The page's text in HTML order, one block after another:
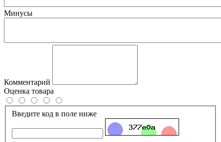
Минусы
Комментарий
Оценка товара
Введите код в поле ниже